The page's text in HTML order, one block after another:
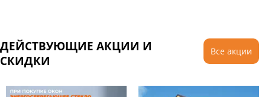
Все акции
ДЕЙСТВУЮЩИЕ АКЦИИ И
СКИДКИ